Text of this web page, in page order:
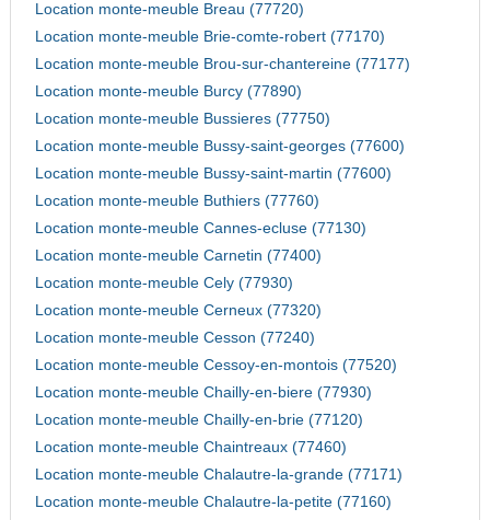
Location monte-meuble Breau (77720)
Location monte-meuble Brie-comte-robert (77170)
Location monte-meuble Brou-sur-chantereine (77177)
Location monte-meuble Burcy (77890)
Location monte-meuble Bussieres (77750)
Location monte-meuble Bussy-saint-georges (77600)
Location monte-meuble Bussy-saint-martin (77600)
Location monte-meuble Buthiers (77760)
Location monte-meuble Cannes-ecluse (77130)
Location monte-meuble Carnetin (77400)
Location monte-meuble Cely (77930)
Location monte-meuble Cerneux (77320)
Location monte-meuble Cesson (77240)
Location monte-meuble Cessoy-en-montois (77520)
Location monte-meuble Chailly-en-biere (77930)
Location monte-meuble Chailly-en-brie (77120)
Location monte-meuble Chaintreaux (77460)
Location monte-meuble Chalautre-la-grande (77171)
Location monte-meuble Chalautre-la-petite (77160)